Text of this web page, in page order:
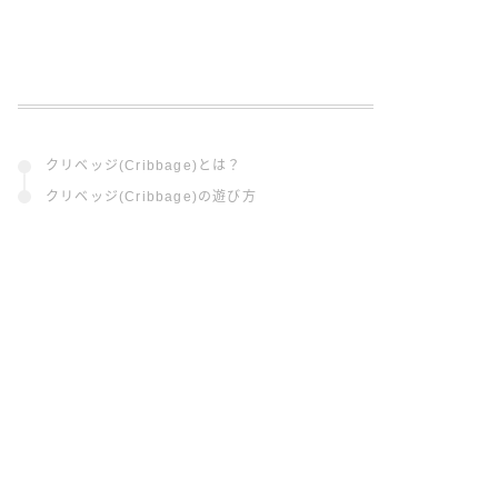
クリベッジ(Cribbage)とは？
クリベッジ(Cribbage)の遊び方